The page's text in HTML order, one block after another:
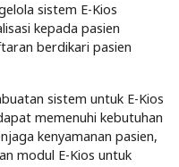
sistem E-Kios
kepada pasien
berdikari pasien
sistem untuk E-Kios
memenuhi kebutuhan
kenyamanan pasien,
modul E-Kios untuk